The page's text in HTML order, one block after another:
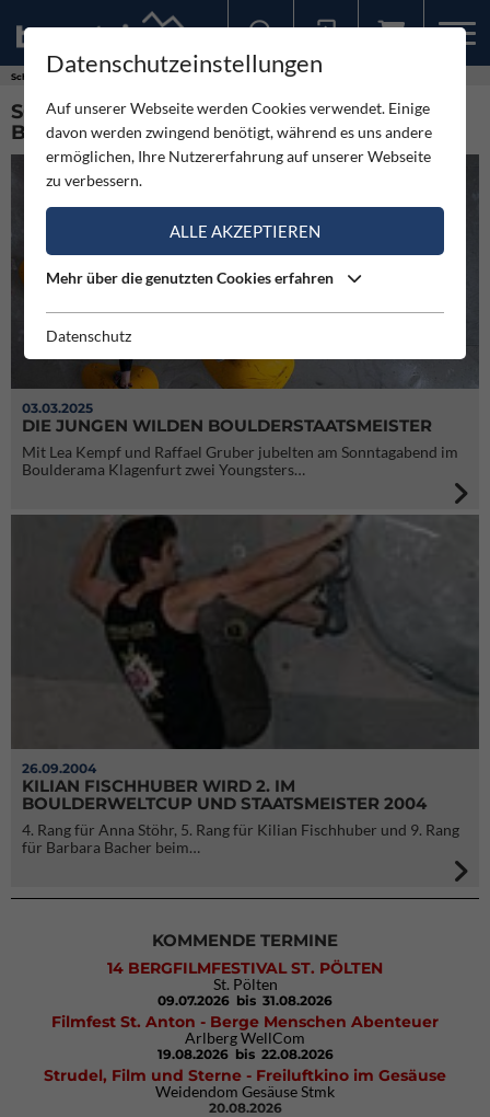
Schlagworte
SCHLAGWORT: ÖSTERREICHISCHE
BOULDERSTAATSMEISTERSCHAFT (2)
03.03.2025
DIE JUNGEN WILDEN BOULDERSTAATSMEISTER
Mit Lea Kempf und Raffael Gruber jubelten am Sonntagabend im
Boulderama Klagenfurt zwei Youngsters…
26.09.2004
KILIAN FISCHHUBER WIRD 2. IM
BOULDERWELTCUP UND STAATSMEISTER 2004
4. Rang für Anna Stöhr, 5. Rang für Kilian Fischhuber und 9. Rang
für Barbara Bacher beim…
KOMMENDE TERMINE
14 BERGFILMFESTIVAL ST. PÖLTEN
St. Pölten
09.07.2026 bis 31.08.2026
Filmfest St. Anton - Berge Menschen Abenteuer
Arlberg WellCom
19.08.2026 bis 22.08.2026
Strudel, Film und Sterne - Freiluftkino im Gesäuse
Weidendom Gesäuse Stmk
20.08.2026
Datenschutzeinstellungen
Auf unserer Webseite werden Cookies verwendet. Einige
davon werden zwingend benötigt, während es uns andere
ermöglichen, Ihre Nutzererfahrung auf unserer Webseite
zu verbessern.
ALLE AKZEPTIEREN
Mehr über die genutzten Cookies erfahren
Datenschutz